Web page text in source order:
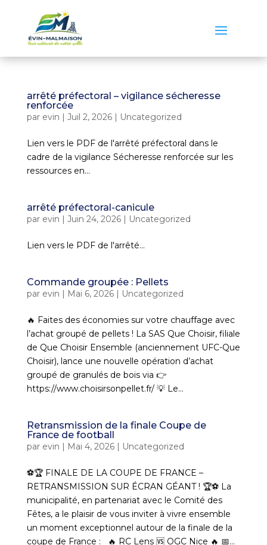
arrêté préfectoral – vigilance sécheresse
renforcée
par evin | Juil 2, 2026| Uncategorized
Lien vers le PDF de l'arrêté préfectoral dans le
cadre de la vigilance Sécheresse renforcée sur les
ressources en...
arrêté préfectoral-canicule
par evin | Juin 24, 2026| Uncategorized
Lien vers le PDF de l'arrêté...
Commande groupée : Pellets
par evin | Mai 6, 2026| Uncategorized
🔥 Faites des économies sur votre chauffage avec
l’achat groupé de pellets ! La SAS Que Choisir, filiale
de Que Choisir Ensemble (anciennement UFC-Que
Choisir), lance une nouvelle opération d’achat
groupé de granulés de bois via 👉
https://www.choisirsonpellet.fr/ 💡 Le...
Retransmission de la finale Coupe de
France de football
par evin | Mai 4, 2026| Uncategorized
⚽🏆 FINALE DE LA COUPE DE FRANCE –
RETRANSMISSION SUR ÉCRAN GÉANT ! 🏆⚽ La
municipalité, en partenariat avec le Comité des
Fêtes, a le plaisir de vous inviter à vivre ensemble
un moment exceptionnel autour de la finale de la
coupe de France : 🔥 RC Lens 🆚 OGC Nice 🔥 📅...